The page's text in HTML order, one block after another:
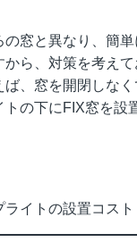
窓と異なり、簡
から、対策を考え
ば、窓を開閉しな
トの下にFIX窓を設
ライトの設置コスト